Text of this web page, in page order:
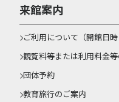
来館案内
ご利用について（開館日時
観覧料等または利用料金
団体予約
教育旅行のご案内